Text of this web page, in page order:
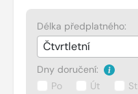
Délka předplatného:
Dny doručení:
Po
Út St